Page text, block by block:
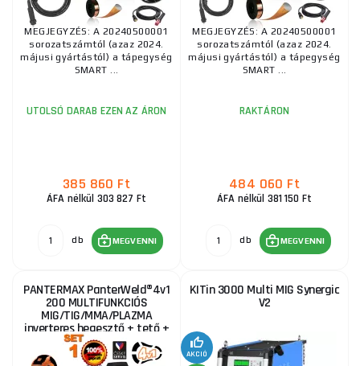
MEGJEGYZÉS: A 20240500001
sorozatszámtól (azaz 2024.
májusi gyártástól) a tápegység
SMART ...
UTOLSÓ DARAB EZEN AZ ÁRON
385 860 Ft
ÁFA nélkül 303 827 Ft
db MEGVENNI
MEGJEGYZÉS: A 20240500001
sorozatszámtól (azaz 2024.
májusi gyártástól) a tápegység
SMART ...
RAKTÁRON
484 060 Ft
ÁFA nélkül 381 150 Ft
db MEGVENNI
PANTERMAX PanterWeld®4v1
200 MULTIFUNKCIÓS
MIG/TIG/MMA/PLAZMA
inverteres hegesztő + tető +
lámpák + kábelek +
elektróda...
KITin 3000 Multi MIG Synergic
V2
AKCIÓ